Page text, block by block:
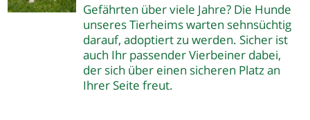
Gefährten über viele Jahre? Die Hunde
unseres Tierheims warten sehnsüchtig
darauf, adoptiert zu werden. Sicher ist
auch Ihr passender Vierbeiner dabei,
der sich über einen sicheren Platz an
Ihrer Seite freut.